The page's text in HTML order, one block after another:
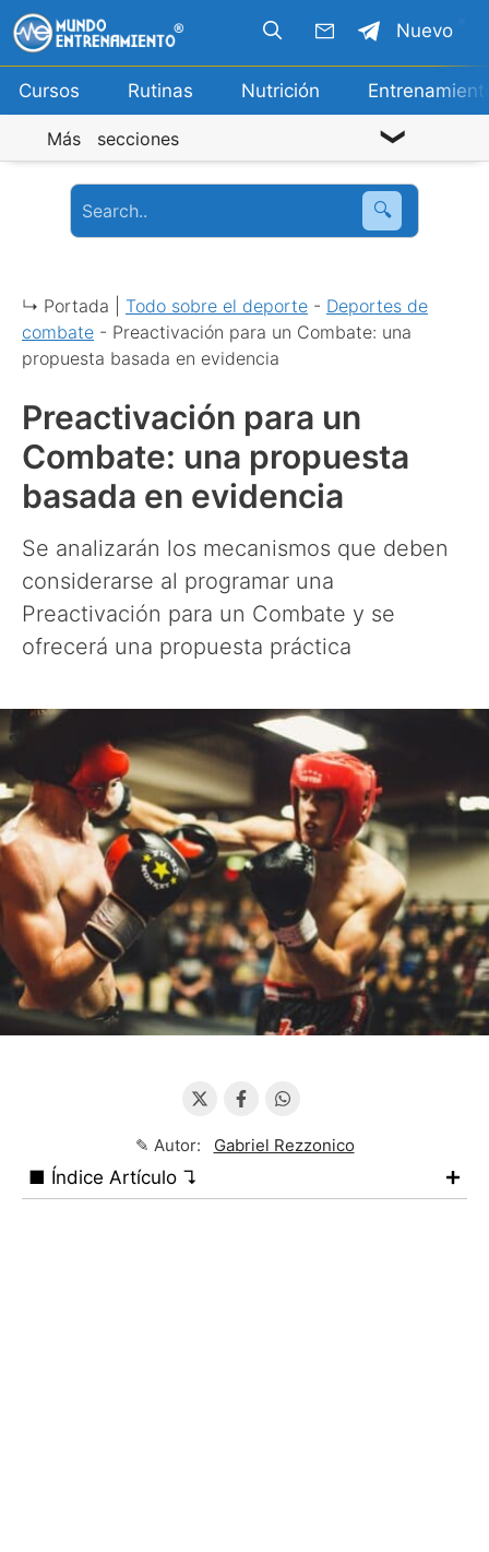
Saltar
al
contenido
Cursos Rutinas Nutrición
Nuevo
Más secciones
🔍
↳ Portada | Todo sobre el deporte - Deportes de
combate - Preactivación para un Combate: una
propuesta basada en evidencia
Preactivación para un
Combate: una propuesta
basada en evidencia
Se analizarán los mecanismos que deben
considerarse al programar una
Preactivación para un Combate y se
ofrecerá una propuesta práctica
✎ Autor: Gabriel Rezzonico
■ Índice Artículo ↴